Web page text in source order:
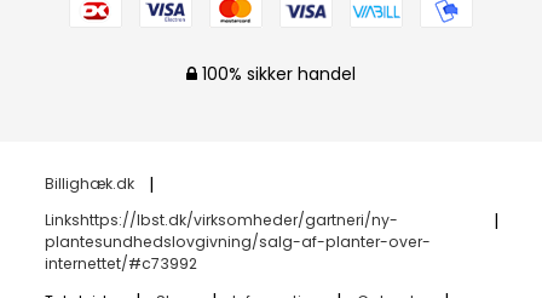
100% sikker handel
Billighæk.dk
Linkshttps://lbst.dk/virksomheder/gartneri/ny-
plantesundhedslovgivning/salg-af-planter-over-
internettet/#c73992